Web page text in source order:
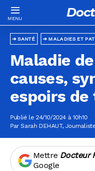
MALADIES ET
SANTÉ
Maladie
causes,
espoirs
Publié le 24/10/2024 à 10h10
ParSarah DEHAUT,
Mettre Docteur
Google